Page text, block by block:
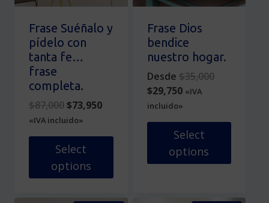
en
la
página
de
producto
elegir
en
la
página
producto
Frase Suéñalo y
pídelo con
tanta fe…
frase
completa.
$87,000Original
price
was:
$87,000.
$73,950Current
is:
«IVA incluido»
Select
options
Frase Dios
bendice
nuestro hogar.
Desde $35,000Original
$35,000.
$29,750Current
price
is:
$29,750.
«IVA
incluido»
Select
options